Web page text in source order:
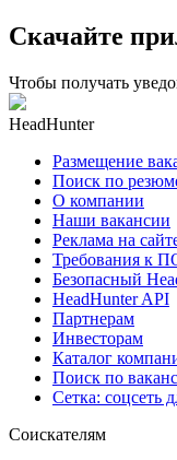
Скачайте
Чтобы получать
HeadHunter
Размещение
Поиск по
О компании
Наши вакансии
Реклама на
Требования к
Безопасный
HeadHunter API
Партнерам
Инвесторам
Каталог
Поиск по
Сетка: соцсеть
Соискателям